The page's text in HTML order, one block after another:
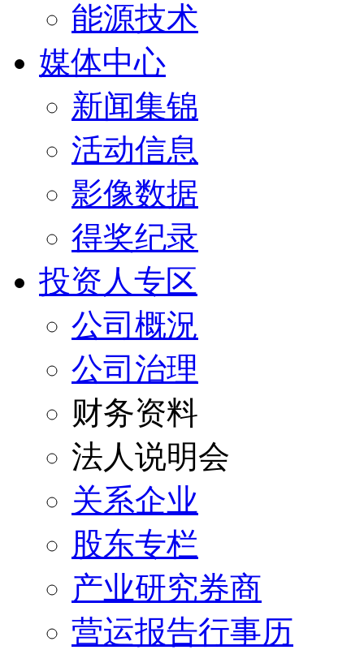
能源技术
媒体中心
新闻集锦
活动信息
影像数据
得奖纪录
投资人专区
公司概況
公司治理
财务资料
法人说明会
关系企业
股东专栏
产业研究券商
营运报告行事历